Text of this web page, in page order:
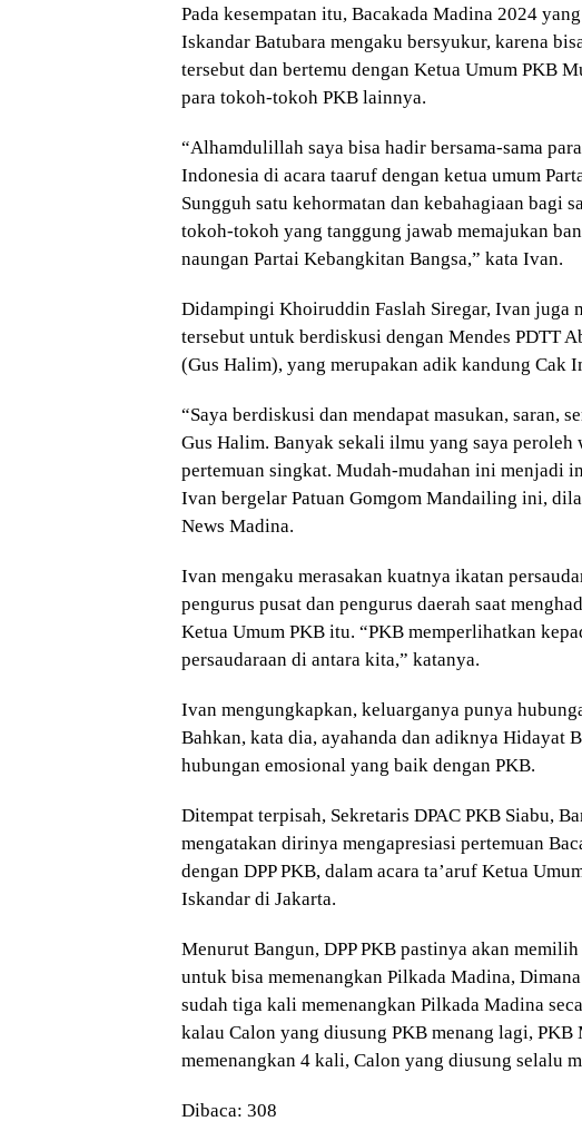
Pada kesempatan itu, Bacakada Madina 2024
Iskandar Batubara mengaku bersyukur, karena
tersebut dan bertemu dengan Ketua Umum PKB
para tokoh-tokoh PKB lainnya.
“Alhamdulillah saya bisa hadir bersama-sama
Indonesia di acara taaruf dengan ketua umum
Sungguh satu kehormatan dan kebahagiaan bagi
tokoh-tokoh yang tanggung jawab memajukan
naungan Partai Kebangkitan Bangsa,” kata Ivan.
Didampingi Khoiruddin Faslah Siregar, Ivan juga
tersebut untuk berdiskusi dengan Mendes PDTT
(Gus Halim), yang merupakan adik kandung Cak
“Saya berdiskusi dan mendapat masukan, saran,
Gus Halim. Banyak sekali ilmu yang saya peroleh
pertemuan singkat. Mudah-mudahan ini menjadi
Ivan bergelar Patuan Gomgom Mandailing ini,
News Madina.
Ivan mengaku merasakan kuatnya ikatan
pengurus pusat dan pengurus daerah saat
Ketua Umum PKB itu. “PKB memperlihatkan
persaudaraan di antara kita,” katanya.
Ivan mengungkapkan, keluarganya punya
Bahkan, kata dia, ayahanda dan adiknya Hidayat
hubungan emosional yang baik dengan PKB.
Ditempat terpisah, Sekretaris DPAC PKB Siabu,
mengatakan dirinya mengapresiasi pertemuan
dengan DPP PKB, dalam acara ta’aruf Ketua
Iskandar di Jakarta.
Menurut Bangun, DPP PKB pastinya akan
untuk bisa memenangkan Pilkada Madina,
sudah tiga kali memenangkan Pilkada Madina
kalau Calon yang diusung PKB menang lagi, PKB
memenangkan 4 kali, Calon yang diusung selalu
Dibaca: 308